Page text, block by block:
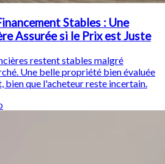
Stables : Une
Assurée si le Prix est Juste
restent stables malgré
Une belle propriété bien évaluée
bien que l'acheteur reste incertain.